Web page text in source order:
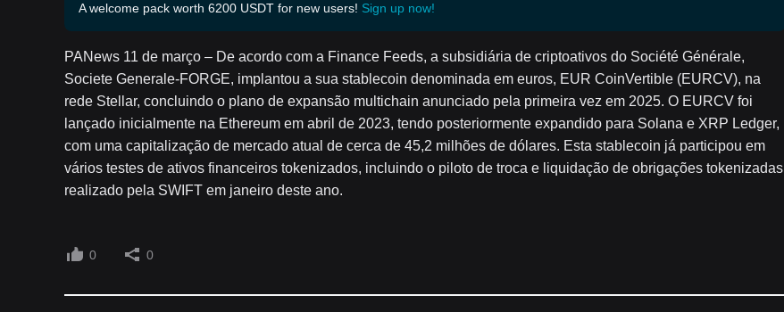
A welcome pack worth 6200 USDT for new users! Sign up now!
PANews 11 de março – De acordo com a Finance Feeds, a subsidiária de criptoativos do Société Générale,
Societe Generale-FORGE, implantou a sua stablecoin denominada em euros, EUR CoinVertible (EURCV), na
rede Stellar, concluindo o plano de expansão multichain anunciado pela primeira vez em 2025. O EURCV foi
lançado inicialmente na Ethereum em abril de 2023, tendo posteriormente expandido para Solana e XRP Ledger,
com uma capitalização de mercado atual de cerca de 45,2 milhões de dólares. Esta stablecoin já participou em
vários testes de ativos financeiros tokenizados, incluindo o piloto de troca e liquidação de obrigações tokenizadas
realizado pela SWIFT em janeiro deste ano.
0 0